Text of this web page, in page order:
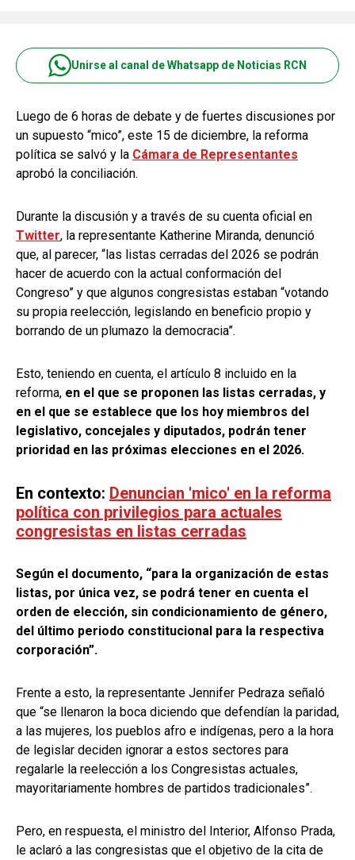
Unirse al canal de Whatsapp de Noticias RCN
Luego de 6 horas de debate y de fuertes discusiones por
un supuesto “mico”, este 15 de diciembre, la reforma
política se salvó y la Cámara de Representantes
aprobó la conciliación.
Durante la discusión y a través de su cuenta oficial en
Twitter, la representante Katherine Miranda, denunció
que, al parecer, “las listas cerradas del 2026 se podrán
hacer de acuerdo con la actual conformación del
Congreso” y que algunos congresistas estaban “votando
su propia reelección, legislando en beneficio propio y
borrando de un plumazo la democracia”.
Esto, teniendo en cuenta, el artículo 8 incluido en la
reforma, en el que se proponen las listas cerradas, y
en el que se establece que los hoy miembros del
legislativo, concejales y diputados, podrán tener
prioridad en las próximas elecciones en el 2026.
En contexto: Denuncian 'mico' en la reforma
política con privilegios para actuales
congresistas en listas cerradas
Según el documento, “para la organización de estas
listas, por única vez, se podrá tener en cuenta el
orden de elección, sin condicionamiento de género,
del último periodo constitucional para la respectiva
corporación”.
Frente a esto, la representante Jennifer Pedraza señaló
que “se llenaron la boca diciendo que defendían la paridad,
a las mujeres, los pueblos afro e indígenas, pero a la hora
de legislar deciden ignorar a estos sectores para
regalarle la reelección a los Congresistas actuales,
mayoritariamente hombres de partidos tradicionales”.
Pero, en respuesta, el ministro del Interior, Alfonso Prada,
le aclaró a las congresistas que el objetivo de la cita de